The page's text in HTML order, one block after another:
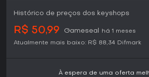
Histórico de preços dos keyshops
R$ 50,99 Gameseal
há 1 meses
Atualmente mais baixo: R$ 88,34 Difmark
À espera de uma oferta